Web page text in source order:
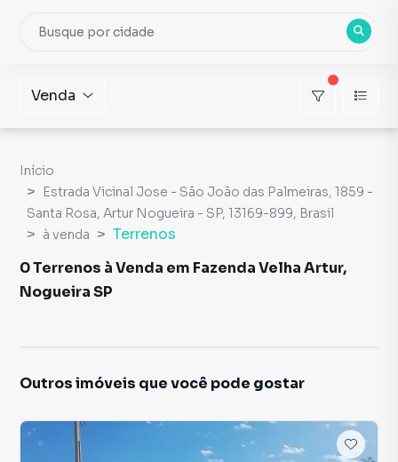
Venda
Início
Estrada Vicinal Jose - São João das Palmeiras, 1859 -
Santa Rosa, Artur Nogueira - SP, 13169-899, Brasil
à venda
Terrenos
0 Terrenos à Venda em Fazenda Velha Artur,
Nogueira SP
Outros imóveis que você pode gostar